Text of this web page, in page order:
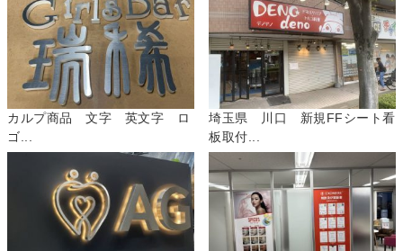
カルプ商品 文字 英文字 ロ
ゴ...
埼玉県 川口 新規FFシート看
板取付...